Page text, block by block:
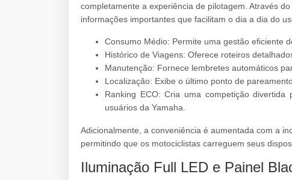
completamente a experiência de pilotagem. Através
informações importantes que facilitam o dia a dia do
Consumo Médio: Permite uma gestão eficiente
Histórico de Viagens: Oferece roteiros
Manutenção: Fornece lembretes automáticos
Localização: Exibe o último ponto de
Ranking ECO: Cria uma competição
usuários da Yamaha.
Adicionalmente, a conveniência é aumentada com a
permitindo que os motociclistas carreguem seus
Iluminação Full LED e Painel